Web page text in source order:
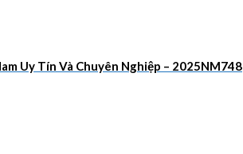
Uy Tín Và Chuyên Nghiệp – 2025NM748